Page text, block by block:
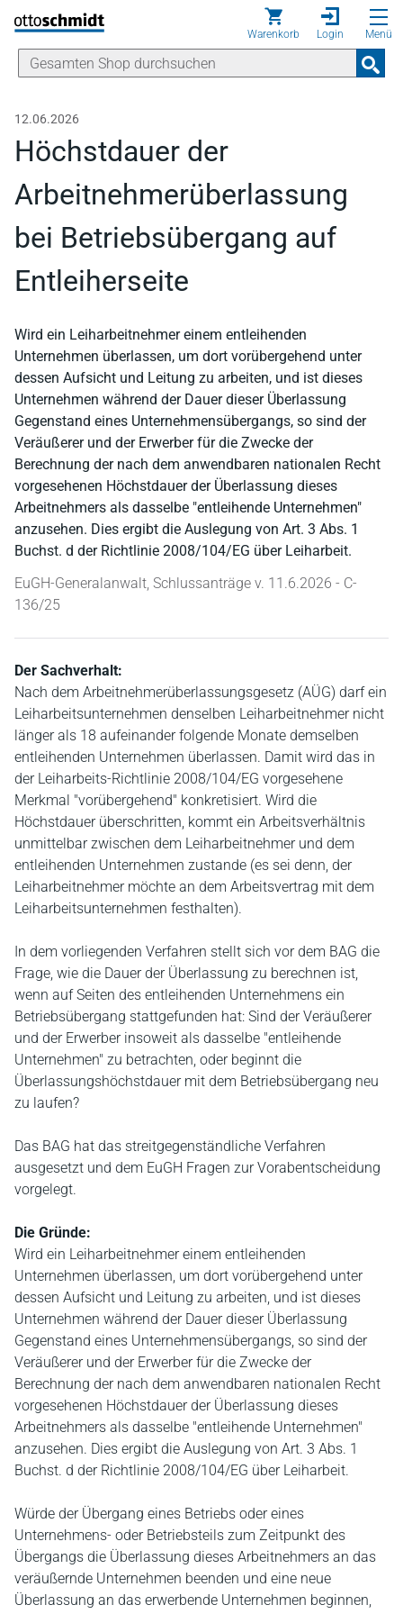
Direkt zum Inhalt
Warenkorb Login Menü
12.06.2026
Höchstdauer der
Arbeitnehmerüberlassung
bei Betriebsübergang auf
Entleiherseite
Wird ein Leiharbeitnehmer einem entleihenden
Unternehmen überlassen, um dort vorübergehend unter
dessen Aufsicht und Leitung zu arbeiten, und ist dieses
Unternehmen während der Dauer dieser Überlassung
Gegenstand eines Unternehmensübergangs, so sind der
Veräußerer und der Erwerber für die Zwecke der
Berechnung der nach dem anwendbaren nationalen Recht
vorgesehenen Höchstdauer der Überlassung dieses
Arbeitnehmers als dasselbe "entleihende Unternehmen"
anzusehen. Dies ergibt die Auslegung von Art. 3 Abs. 1
Buchst. d der Richtlinie 2008/104/EG über Leiharbeit.
EuGH-Generalanwalt, Schlussanträge v. 11.6.2026 - C-
136/25
Der Sachverhalt:
Nach dem Arbeitnehmerüberlassungsgesetz (AÜG) darf ein
Leiharbeitsunternehmen denselben Leiharbeitnehmer nicht
länger als 18 aufeinander folgende Monate demselben
entleihenden Unternehmen überlassen. Damit wird das in
der Leiharbeits-Richtlinie 2008/104/EG vorgesehene
Merkmal "vorübergehend" konkretisiert. Wird die
Höchstdauer überschritten, kommt ein Arbeitsverhältnis
unmittelbar zwischen dem Leiharbeitnehmer und dem
entleihenden Unternehmen zustande (es sei denn, der
Leiharbeitnehmer möchte an dem Arbeitsvertrag mit dem
Leiharbeitsunternehmen festhalten).
In dem vorliegenden Verfahren stellt sich vor dem BAG die
Frage, wie die Dauer der Überlassung zu berechnen ist,
wenn auf Seiten des entleihenden Unternehmens ein
Betriebsübergang stattgefunden hat: Sind der Veräußerer
und der Erwerber insoweit als dasselbe "entleihende
Unternehmen" zu betrachten, oder beginnt die
Überlassungshöchstdauer mit dem Betriebsübergang neu
zu laufen?
Das BAG hat das streitgegenständliche Verfahren
ausgesetzt und dem EuGH Fragen zur Vorabentscheidung
vorgelegt.
Die Gründe:
Wird ein Leiharbeitnehmer einem entleihenden
Unternehmen überlassen, um dort vorübergehend unter
dessen Aufsicht und Leitung zu arbeiten, und ist dieses
Unternehmen während der Dauer dieser Überlassung
Gegenstand eines Unternehmensübergangs, so sind der
Veräußerer und der Erwerber für die Zwecke der
Berechnung der nach dem anwendbaren nationalen Recht
vorgesehenen Höchstdauer der Überlassung dieses
Arbeitnehmers als dasselbe "entleihende Unternehmen"
anzusehen. Dies ergibt die Auslegung von Art. 3 Abs. 1
Buchst. d der Richtlinie 2008/104/EG über Leiharbeit.
Würde der Übergang eines Betriebs oder eines
Unternehmens- oder Betriebsteils zum Zeitpunkt des
Übergangs die Überlassung dieses Arbeitnehmers an das
veräußernde Unternehmen beenden und eine neue
Überlassung an das erwerbende Unternehmen beginnen,